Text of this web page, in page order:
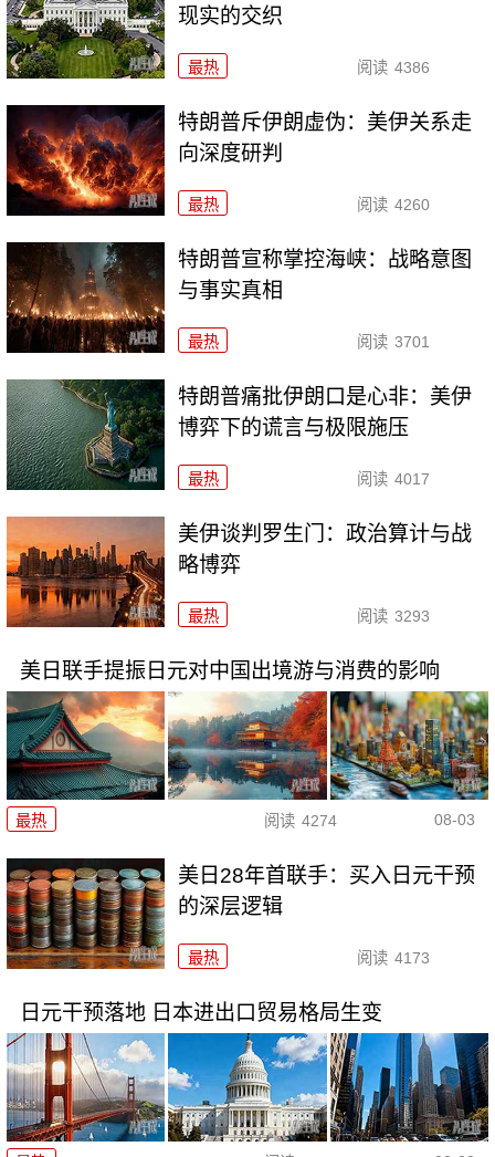
现实的交织
最热 阅读 4386
特朗普斥伊朗虚伪：美伊关系走
向深度研判
最热 阅读 4260
特朗普宣称掌控海峡：战略意图
与事实真相
最热 阅读 3701
特朗普痛批伊朗口是心非：美伊
博弈下的谎言与极限施压
最热 阅读 4017
美伊谈判罗生门：政治算计与战
略博弈
最热 阅读 3293
美日联手提振日元对中国出境游与消费的影响
最热 阅读 4274 08-03
美日28年首联手：买入日元干预
的深层逻辑
最热 阅读 4173
日元干预落地 日本进出口贸易格局生变